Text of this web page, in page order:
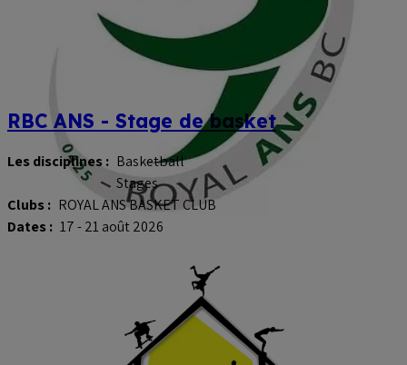
RBC ANS - Stage de basket
Les disciplines : Basketball
Stages
Clubs : ROYAL ANS BASKET CLUB
Dates : 17 - 21 août 2026